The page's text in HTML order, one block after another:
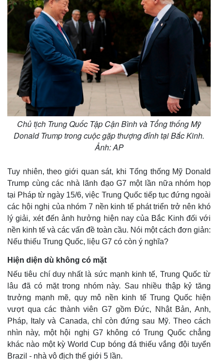
Chủ tịch Trung Quốc Tập Cận Bình và Tổng thống Mỹ
Donald Trump trong cuộc gặp thượng đỉnh tại Bắc Kinh.
Ảnh: AP
Tuy nhiên, theo giới quan sát, khi Tổng thống Mỹ Donald
Trump cùng các nhà lãnh đạo G7 một lần nữa nhóm họp
tại Pháp từ ngày 15/6, việc Trung Quốc tiếp tục đứng ngoài
các hội nghị của nhóm 7 nền kinh tế phát triển trở nên khó
lý giải, xét đến ảnh hưởng hiện nay của Bắc Kinh đối với
nền kinh tế và các vấn đề toàn cầu. Nói một cách đơn giản:
Nếu thiếu Trung Quốc, liệu G7 có còn ý nghĩa?
Hiện diện dù không có mặt
Nếu tiêu chí duy nhất là sức mạnh kinh tế, Trung Quốc từ
lâu đã có mặt trong nhóm này. Sau nhiều thập kỷ tăng
trưởng mạnh mẽ, quy mô nền kinh tế Trung Quốc hiện
vượt qua các thành viên G7 gồm Đức, Nhật Bản, Anh,
Pháp, Italy và Canada, chỉ còn đứng sau Mỹ. Theo cách
nhìn này, một hội nghị G7 không có Trung Quốc chẳng
khác nào một kỳ World Cup bóng đá thiếu vắng đội tuyển
Brazil - nhà vô địch thế giới 5 lần.